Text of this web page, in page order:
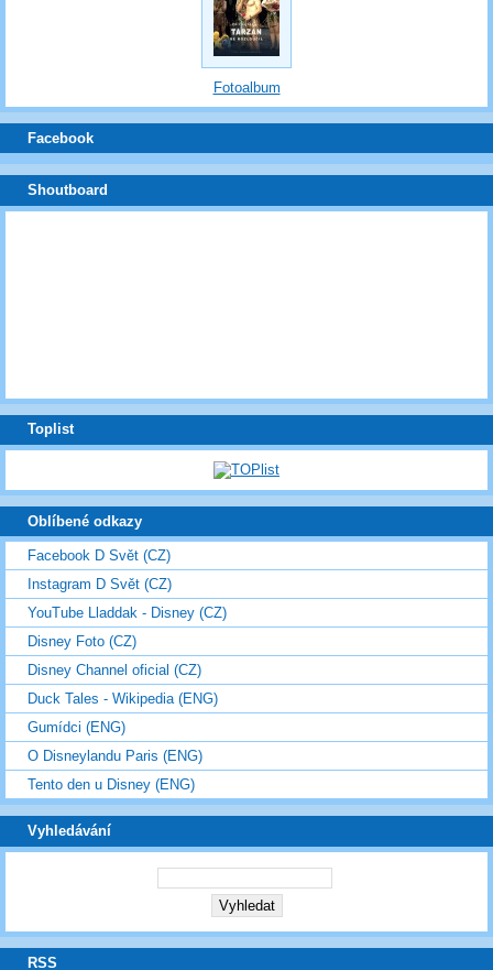
Fotoalbum
Facebook
Shoutboard
Toplist
Oblíbené odkazy
Facebook D Svět (CZ)
Instagram D Svět (CZ)
YouTube Lladdak - Disney (CZ)
Disney Foto (CZ)
Disney Channel oficial (CZ)
Duck Tales - Wikipedia (ENG)
Gumídci (ENG)
O Disneylandu Paris (ENG)
Tento den u Disney (ENG)
Vyhledávání
RSS